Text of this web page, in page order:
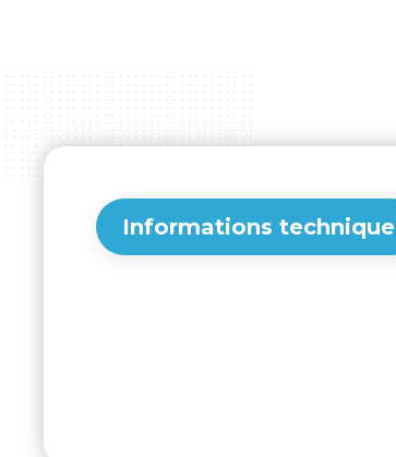
Informations technique